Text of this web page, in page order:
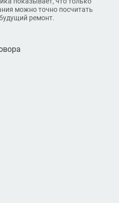
можно точно посчитать
ремонт.